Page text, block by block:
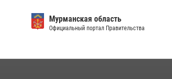
Мурманская область
Официальный портал Правительства